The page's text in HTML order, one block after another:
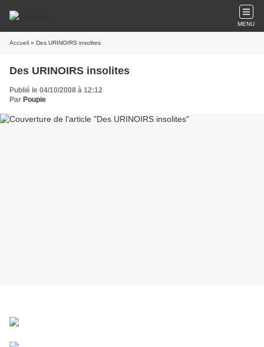
MENU
Accueil » Des URINOIRS insolites
Des URINOIRS insolites
Publié le 04/10/2008 à 12:12
Par Poupie